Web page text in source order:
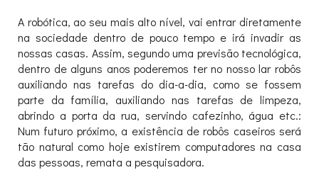
A robótica, ao seu mais alto nível, vai entrar diretamente
na sociedade dentro de pouco tempo e irá invadir as
nossas casas. Assim, segundo uma previsão tecnológica,
dentro de alguns anos poderemos ter no nosso lar robôs
auxiliando nas tarefas do dia-a-dia, como se fossem
parte da família, auxiliando nas tarefas de limpeza,
abrindo a porta da rua, servindo cafezinho, água etc.:
Num futuro próximo, a existência de robôs caseiros será
tão natural como hoje existirem computadores na casa
das pessoas, remata a pesquisadora.